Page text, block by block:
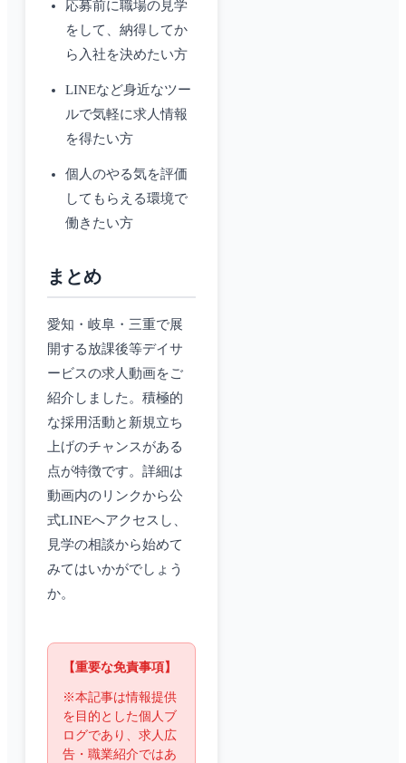
応募前に職場の見学
をして、納得してか
ら入社を決めたい方
LINEなど身近なツー
ルで気軽に求人情報
を得たい方
個人のやる気を評価
してもらえる環境で
働きたい方
まとめ
愛知・岐阜・三重で展
開する放課後等デイサ
ービスの求人動画をご
紹介しました。積極的
な採用活動と新規立ち
上げのチャンスがある
点が特徴です。詳細は
動画内のリンクから公
式LINEへアクセスし、
見学の相談から始めて
みてはいかがでしょう
か。
【重要な免責事項】
※本記事は情報提供
を目的とした個人ブ
ログであり、求人広
告・職業紹介ではあ